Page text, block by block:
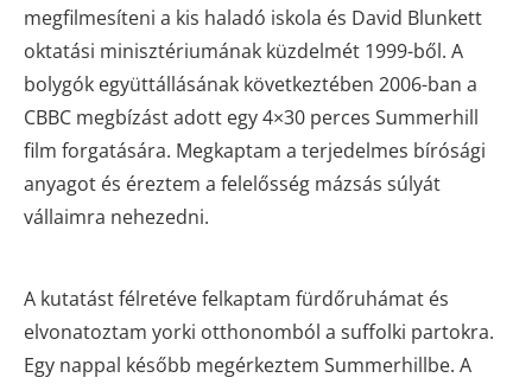
megfilmesíteni a kis haladó iskola és David Blunkett
oktatási minisztériumának küzdelmét 1999-ből. A
bolygók együttállásának következtében 2006-ban a
CBBC megbízást adott egy 4×30 perces Summerhill
film forgatására. Megkaptam a terjedelmes bírósági
anyagot és éreztem a felelősség mázsás súlyát
vállaimra nehezedni.
A kutatást félretéve felkaptam fürdőruhámat és
elvonatoztam yorki otthonomból a suffolki partokra.
Egy nappal később megérkeztem Summerhillbe. A